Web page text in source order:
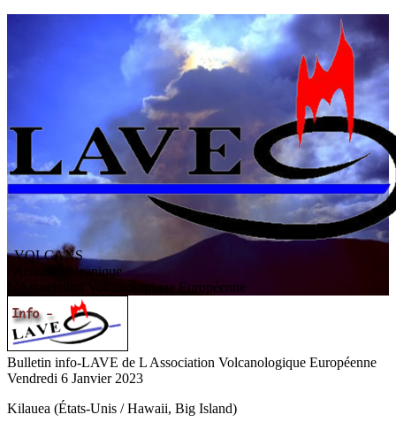
VOLCANS
/ Activité volcanique
ssociation V olcanologiqueEuropéenne
Bulletin info-LAVE de L Association Volcanologique Européenne
Vendredi 6 Janvier 2023
Kilauea (États-Unis / Hawaii, Big Island)